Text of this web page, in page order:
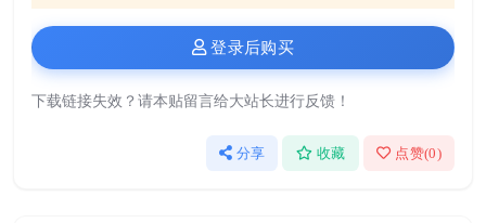
登录后购买
下载链接失效？请本贴留言给大站长进行反馈！
分享 收藏 点赞(0)